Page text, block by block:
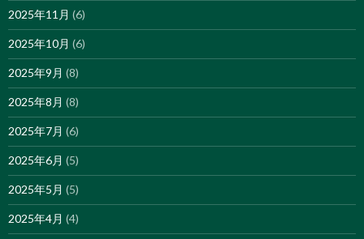
2025年11月 (6)
2025年10月 (6)
2025年9月 (8)
2025年8月 (8)
2025年7月 (6)
2025年6月 (5)
2025年5月 (5)
2025年4月 (4)